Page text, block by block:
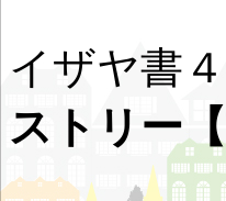
イザヤ書
ストリー